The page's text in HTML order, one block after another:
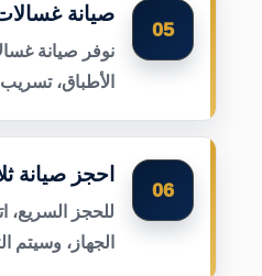
05
صيانة
نوفر صيانة
الأطباق،
06
احجز صيانة
للحجز السريع،
الجهاز، وسيتم